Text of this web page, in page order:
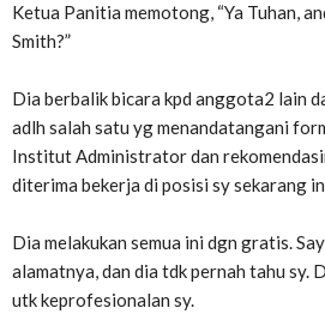
Ketua Panitia memotong, “Ya Tuhan,
Smith?”
Dia berbalik bicara kpd anggota2 lain
adlh salah satu yg menandatangani
Institut Administrator dan
diterima bekerja di posisi sy sekarang
Dia melakukan semua ini dgn gratis.
alamatnya, dan dia tdk pernah tahu sy.
utk keprofesionalan sy.